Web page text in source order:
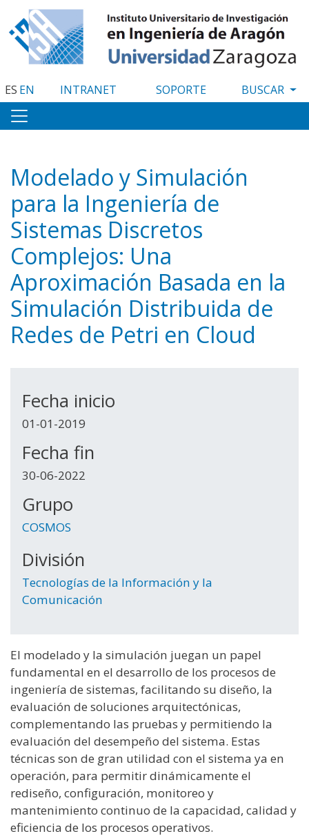
al
contenido
principal
ES EN INTRANET SOPORTE
Modelado y Simulación
para la Ingeniería de
Sistemas Discretos
Complejos: Una
Aproximación Basada en la
Simulación Distribuida de
Redes de Petri en Cloud
Fecha inicio
01-01-2019
Fecha fin
30-06-2022
Grupo
COSMOS
División
Tecnologías de la Información y la
Comunicación
El modelado y la simulación juegan un papel
fundamental en el desarrollo de los procesos de
ingeniería de sistemas, facilitando su diseño, la
evaluación de soluciones arquitectónicas,
complementando las pruebas y permitiendo la
evaluación del desempeño del sistema. Estas
técnicas son de gran utilidad con el sistema ya en
operación, para permitir dinámicamente el
rediseño, configuración, monitoreo y
mantenimiento continuo de la capacidad, calidad y
eficiencia de los procesos operativos.